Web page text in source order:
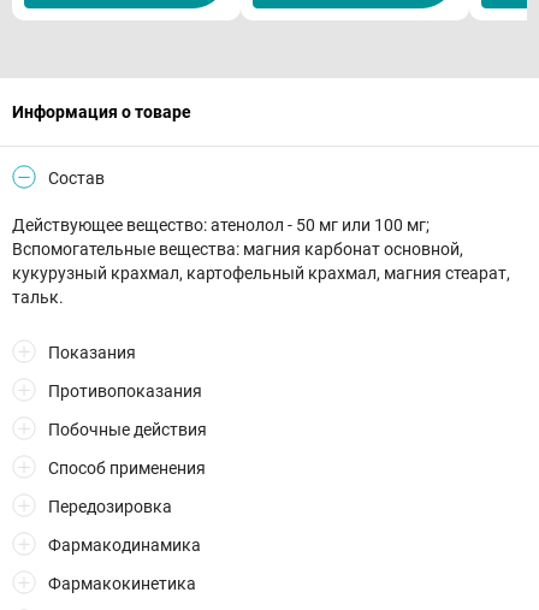
Информация о товаре
Состав
Действующее вещество: атенолол - 50 мг или 100 мг;
Вспомогательные вещества: магния карбонат основной,
кукурузный крахмал, картофельный крахмал, магния стеарат,
тальк.
Показания
Противопоказания
Побочные действия
Способ применения
Передозировка
Фармакодинамика
Фармакокинетика